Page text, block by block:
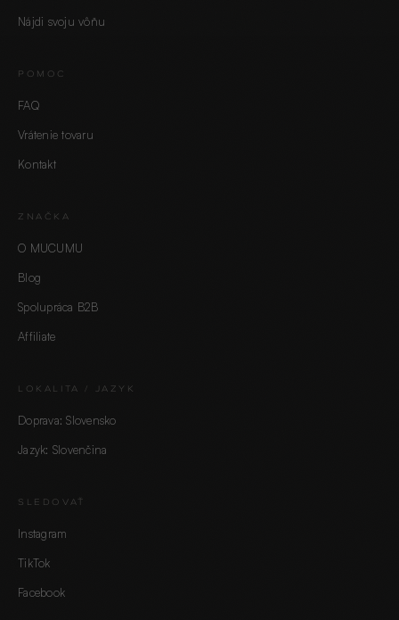
Nájdi svoju vôňu
POMOC
FAQ
Vrátenie tovaru
Kontakt
ZNAČKA
O MUCUMU
Blog
Spolupráca B2B
Affiliate
LOKALITA / JAZYK
Doprava: Slovensko
Jazyk: Slovenčina
SLEDOVAŤ
Instagram
TikTok
Facebook